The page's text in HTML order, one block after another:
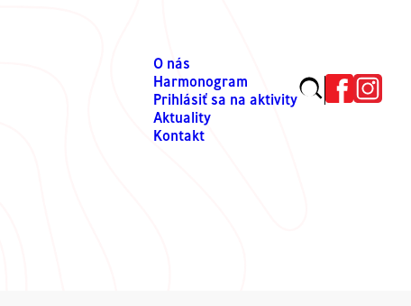
O nás
Harmonogram
Prihlásiť sa na aktivity
Aktuality
Kontakt